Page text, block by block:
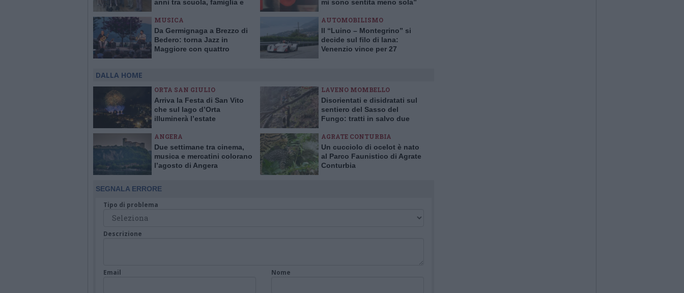
anni tra scuola, famiglia e
mi sono sentita meno sola”
MUSICA
Da Germignaga a Brezzo di
Bedero: torna Jazz in
Maggiore con quattro
AUTOMOBILISMO
Il “Luino – Montegrino” si
decide sul filo di lana:
Venenzio vince per 27
DALLA HOME
ORTA SAN GIULIO
Arriva la Festa di San Vito
che sul lago d’Orta
illuminerà l’estate
LAVENO MOMBELLO
Disorientati e disidratati sul
sentiero del Sasso del
Fungo: tratti in salvo due
ANGERA
Due settimane tra cinema,
musica e mercatini colorano
l’agosto di Angera
AGRATE CONTURBIA
Un cucciolo di ocelot è nato
al Parco Faunistico di Agrate
Conturbia
SEGNALA ERRORE
Tipo di problema
Descrizione
Email Nome